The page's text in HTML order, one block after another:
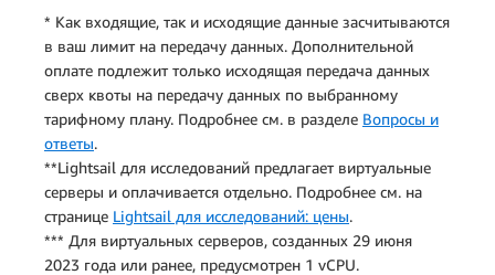
* Как входящие, так и исходящие данные засчитываются
в ваш лимит на передачу данных. Дополнительной
оплате подлежит только исходящая передача данных
сверх квоты на передачу данных по выбранному
тарифному плану. Подробнее см. в разделе Вопросы и
ответы.
**Lightsail для исследований предлагает виртуальные
серверы и оплачивается отдельно. Подробнее см. на
странице Lightsail для исследований: цены.
*** Для виртуальных серверов, созданных 29 июня
2023 года или ранее, предусмотрен 1 vCPU.